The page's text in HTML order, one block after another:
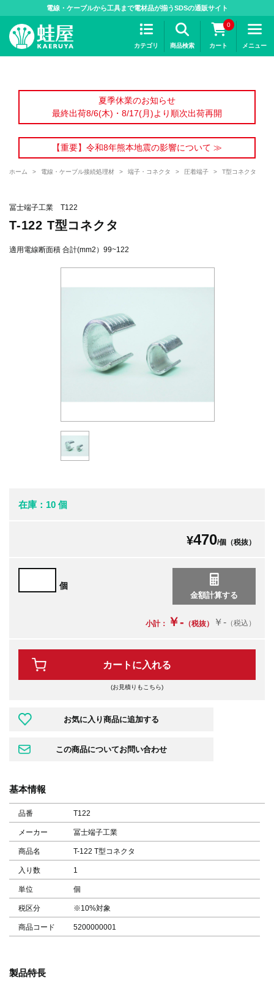
電線・ケーブルから工具まで電材品が揃うSDSの通販サイト
カテゴリ 商品検索
0
カート メニュー
夏季休業のお知らせ
最終出荷8/6(木)・8/17(月)より順次出荷再開
【重要】令和8年熊本地震の影響について ≫
ホーム > 電線・ケーブル接続処理材 > 端子・コネクタ > 圧着端子 > T型コネクタ
冨士端子工業 T122
T-122 T型コネクタ
適用電線断面積 合計(mm2）99~122
在庫：10 個
¥470/個（税抜）
個
小計： ￥- （税抜） ￥- （税込）
カートに入れる
(お見積りもこちら)
基本情報
品番 T122
メーカー 冨士端子工業
商品名 T-122 T型コネクタ
入り数 1
単位 個
税区分 ※10%対象
商品コード 5200000001
製品特長